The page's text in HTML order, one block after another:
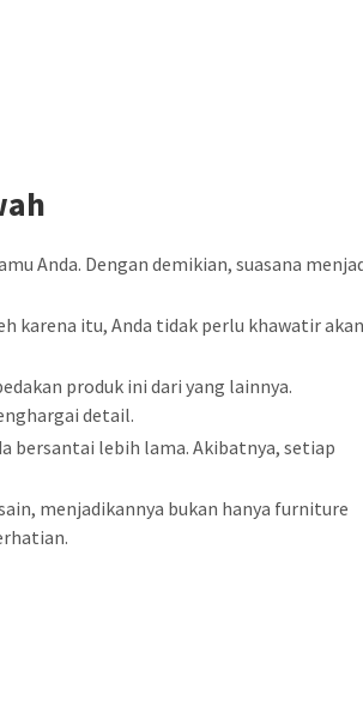
Anda. Dengan demikian, suasana
karena itu, Anda tidak perlu khawatir
produk ini dari yang lainnya.
detail.
bersantai lebih lama. Akibatnya, setiap
menjadikannya bukan hanya furniture